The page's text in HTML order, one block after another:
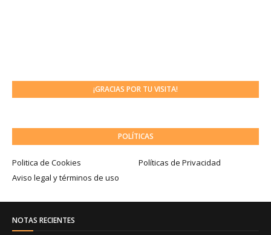
¡GRACIAS POR TU VISITA!
POLÍTICAS
Politica de Cookies
Políticas de Privacidad
Aviso legal y términos de uso
NOTAS RECIENTES